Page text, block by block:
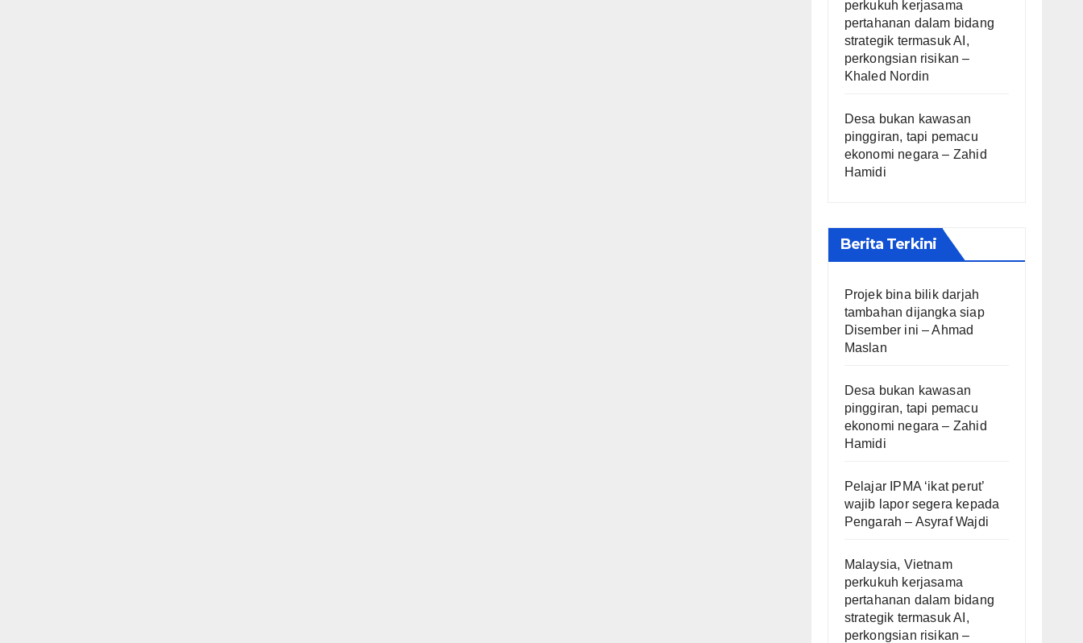
perkukuh kerjasama
pertahanan dalam bidang
strategik termasuk AI,
perkongsian risikan –
Khaled Nordin
Desa bukan kawasan
pinggiran, tapi pemacu
ekonomi negara – Zahid
Hamidi
Berita Terkini
Projek bina bilik darjah
tambahan dijangka siap
Disember ini – Ahmad
Maslan
Desa bukan kawasan
pinggiran, tapi pemacu
ekonomi negara – Zahid
Hamidi
Pelajar IPMA ‘ikat perut’
wajib lapor segera kepada
Pengarah – Asyraf Wajdi
Malaysia, Vietnam
perkukuh kerjasama
pertahanan dalam bidang
strategik termasuk AI,
perkongsian risikan –